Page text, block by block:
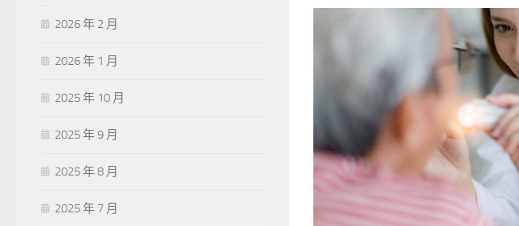
2026 年 2 月
2026 年 1 月
2025 年 10 月
2025 年 9 月
2025 年 8 月
2025 年 7 月